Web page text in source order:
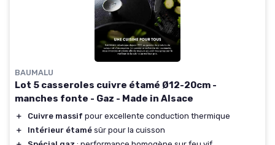
BAUMALU
Lot 5 casseroles cuivre étamé Ø12-20cm -
manches fonte - Gaz - Made in Alsace
＋ Cuivre massif pour excellente conduction thermique
＋
Intérieur étamé sûr pour la cuisson